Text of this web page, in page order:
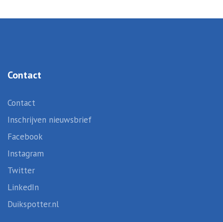
Contact
Contact
Inschrijven nieuwsbrief
Facebook
Instagram
Twitter
LinkedIn
Duikspotter.nl